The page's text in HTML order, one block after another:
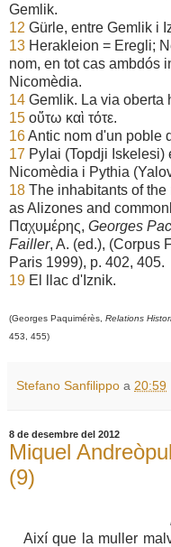
Gemlik.
12 Gürle, entre Gemlik i
13 Herakleion = Eregli;
nom, en tot cas ambdós
Nicomèdia.
14 Gemlik. La via oberta
15 οὕτω καὶ τότε.
16Antic nom d'un poble
17 Pylai (Topdji Iskelesi)
Nicomèdia i Pythia
18 The inhabitants of
as Alizones and
Παχυμέρης, Georges
Failler, A. (ed.), (Corpus
Paris 1999), p. 402, 405.
19 El llac d'Iznik.
(Georges Paquimérès, Relations
453, 455)
Stefano Sanfilippo a 20:59
8 de desembre del 2012
Miquel
(9)
Així que la muller